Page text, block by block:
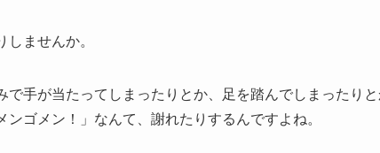
ませんか。
で手が当たってしまったりとか、足を踏んでしまったり
ンゴメン！」なんて、謝れたりするんですよね。